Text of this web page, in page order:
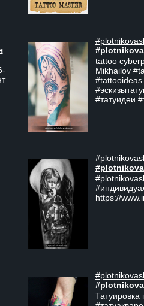
tattoo
Mikhailov
#tattooideas
#татуидеи
https://